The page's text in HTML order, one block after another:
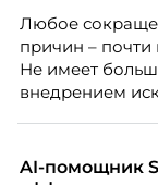
Любое
причин – почти
Не имеет
внедрением
структуры
AI-помощник